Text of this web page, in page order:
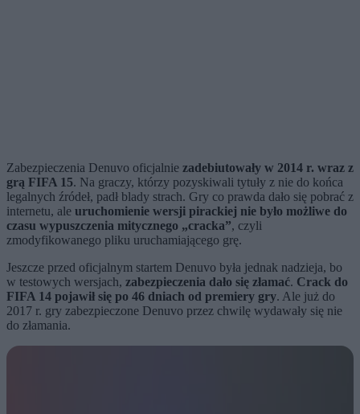
Zabezpieczenia Denuvo oficjalnie zadebiutowały w 2014 r. wraz z
grą FIFA 15. Na graczy, którzy pozyskiwali tytuły z nie do końca
legalnych źródeł, padł blady strach. Gry co prawda dało się pobrać z
internetu, ale uruchomienie wersji pirackiej nie było możliwe do
czasu wypuszczenia mitycznego „cracka”, czyli
zmodyfikowanego pliku uruchamiającego grę.
Jeszcze przed oficjalnym startem Denuvo była jednak nadzieja, bo
w testowych wersjach, zabezpieczenia dało się złamać. Crack do
FIFA 14 pojawił się po 46 dniach od premiery gry. Ale już do
2017 r. gry zabezpieczone Denuvo przez chwilę wydawały się nie
do złamania.